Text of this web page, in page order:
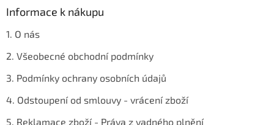
Informace k nákupu
1. O nás
2. Všeobecné obchodní podmínky
3. Podmínky ochrany osobních údajů
4. Odstoupení od smlouvy - vrácení zboží
5. Reklamace zboží - Práva z vadného plnění